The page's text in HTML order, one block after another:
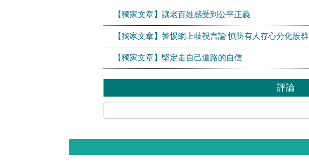
【獨家文章】讓老百姓感受到公平正義
【獨家文章】警惕網上歧視言論 慎防有人存心分化族群
【獨家文章】堅定走自己道路的自信
評論